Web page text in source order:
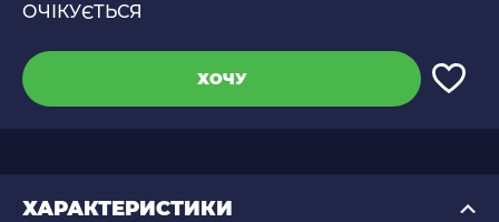
ОЧІКУЄТЬСЯ
ХОЧУ
ХАРАКТЕРИСТИКИ